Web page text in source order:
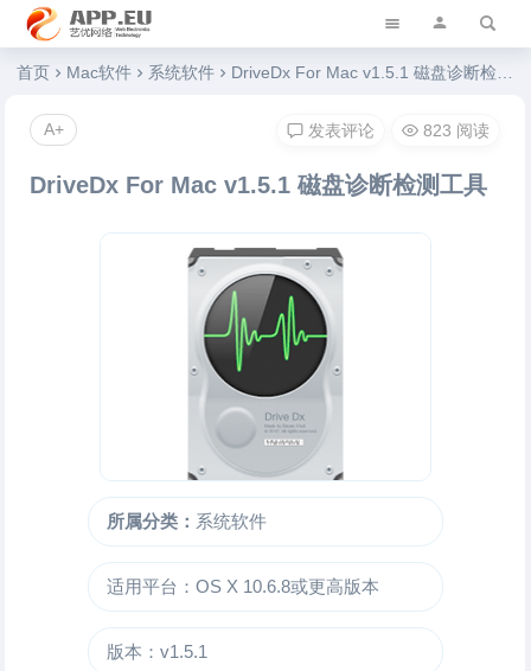
艺优软件乐园
首页 Mac软件 系统软件 DriveDx For Mac v1.5.1 磁盘诊断检测工具
DriveDx For Mac v1.5.1 磁盘诊断检测工具
所属分类： 系统软件
适用平台：OS X 10.6.8或更高版本
版本：v1.5.1
发表评论 823 阅读
A+